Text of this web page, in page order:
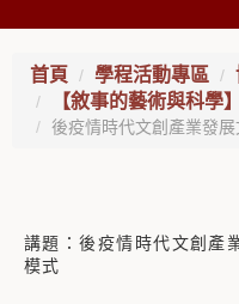
首頁 學程活動專區
【敘事的藝術與科學】
後疫情時代文創產業發
講題：後疫情時代文創產
模式